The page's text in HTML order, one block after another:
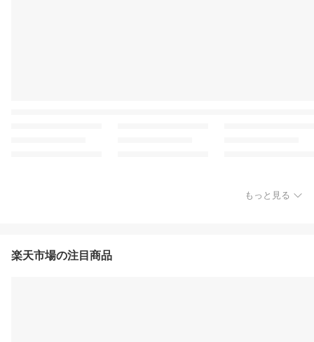
もっと見る
楽天市場の注目商品